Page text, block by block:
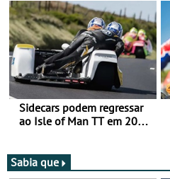
Categorias Adventure -
Vitória na Ultimate, Core e
Lite
Sidecars podem regressar
ao Isle of Man TT em 2027
Sabia que